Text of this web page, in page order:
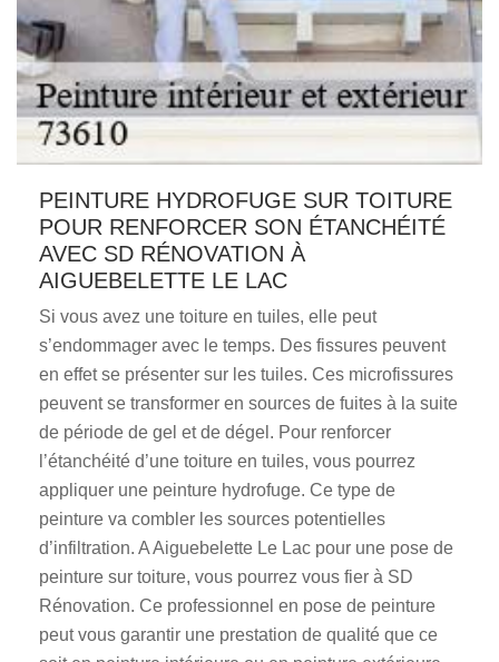
PEINTURE HYDROFUGE SUR TOITURE
POUR RENFORCER SON ÉTANCHÉITÉ
AVEC SD RÉNOVATION À
AIGUEBELETTE LE LAC
Si vous avez une toiture en tuiles, elle peut
s’endommager avec le temps. Des fissures peuvent
en effet se présenter sur les tuiles. Ces microfissures
peuvent se transformer en sources de fuites à la suite
de période de gel et de dégel. Pour renforcer
l’étanchéité d’une toiture en tuiles, vous pourrez
appliquer une peinture hydrofuge. Ce type de
peinture va combler les sources potentielles
d’infiltration. A Aiguebelette Le Lac pour une pose de
peinture sur toiture, vous pourrez vous fier à SD
Rénovation. Ce professionnel en pose de peinture
peut vous garantir une prestation de qualité que ce